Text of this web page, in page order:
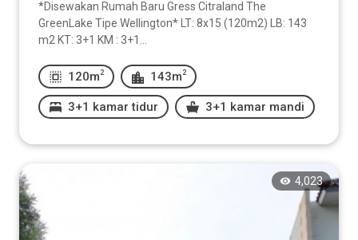
*Disewakan Rumah Baru Gress Citraland The
GreenLake Tipe Wellington* LT: 8x15 (120m2) LB: 143
m2 KT: 3+1 KM : 3+1...
120m 2 143m 2
3+1 kamar tidur 3+1 kamar mandi
4,023